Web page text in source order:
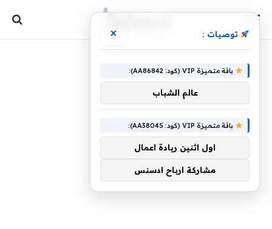
توصيات : ×
باقة متميزة VIP (كود: AA86842):
عالم الشباب
باقة متميزة VIP (كود: AA38045):
اول اثنين ريادة اعمال
مشاركة ارباح ادسنس